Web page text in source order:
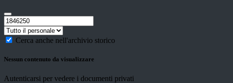
Cerca anche nell'archivio storico
Nessun contenuto da visualizzare
Autenticarsi per vedere i documenti privati